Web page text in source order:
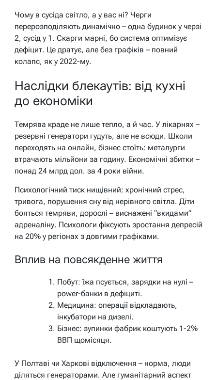
Чому в сусіда світло, а у вас ні? Черги
перерозподіляють динамічно – одна будинок у черзі
2, сусід у 1. Скарги марні, бо система оптимізує
дефіцит. Це дратує, але без графіків – повний
колапс, як у 2022-му.
Наслідки блекаутів: від кухні
до економіки
Темрява краде не лише тепло, а й час. У лікарнях –
резервні генератори гудуть, але не всюди. Школи
переходять на онлайн, бізнес стоїть: металурги
втрачають мільйони за годину. Економічні збитки –
понад 24 млрд дол. за 4 роки війни.
Психологічний тиск нищівний: хронічний стрес,
тривога, порушення сну від нерівного світла. Діти
бояться темряви, дорослі – виснажені “вкидами”
адреналіну. Психологи фіксують зростання депресій
на 20% у регіонах з довгими графіками.
Вплив на повсякденне життя
Побут: їжа псується, зарядки на нулі –
power-банки в дефіциті.
Медицина: операції відкладають,
інкубатори на дизелі.
Бізнес: зупинки фабрик коштують 1-2%
ВВП щомісяця.
У Полтаві чи Харкові відключення – норма, люди
діляться генераторами. Але гуманітарний аспект